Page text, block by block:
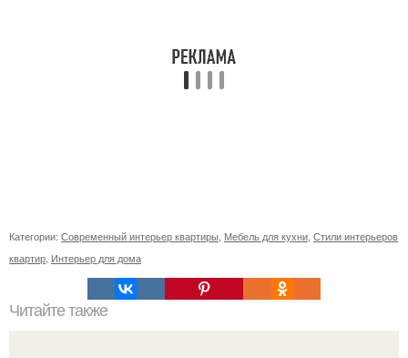
Категории: Современный интерьер квартиры Мебель для кухни Стили интерьеров
квартир Интерьер для дома
Читайте также